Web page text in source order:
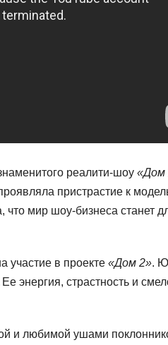
реалити-шоу «Дом
пристрастие к
мир шоу-бизнеса станет
участие в проекте «Дом 2».
энергия, страстность и
и любимой ушами